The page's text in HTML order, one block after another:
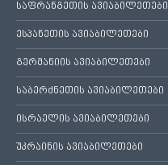
საფრანგეთის ავიაბილეთები
ესპანეთის ავიაბილეთები
გერმანიის ავიაბილეთები
საბერძნეთის ავიაბილეთები
ისრაელის ავიაბილეთები
უკრაინის ავიაბილეთები